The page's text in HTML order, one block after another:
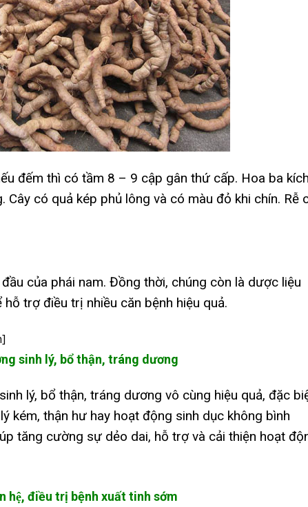
đếm thì có tầm 8 – 9 cập gân thứ cấp. Hoa ba
Cây có quả kép phủ lông và có màu đỏ khi chín. Rễ
của phái nam. Đồng thời, chúng còn là dược liệu
trợ điều trị nhiều căn bệnh hiệu quả.
sinh lý, bổ thận, tráng dương
lý, bổ thận, tráng dương vô cùng hiệu quả, đặc
kém, thận hư hay hoạt động sinh dục không bình
tăng cường sự dẻo dai, hỗ trợ và cải thiện hoạt
hệ, điều trị bệnh xuất tinh sớm